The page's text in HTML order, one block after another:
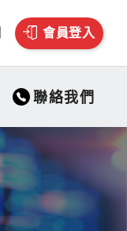
會員登入
聯絡我們